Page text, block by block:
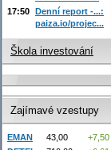
17:50 Denní report -...:
paiza.io/projec...
Škola investování
Zajímavé vzestupy
EMAN 43,00
+7,50